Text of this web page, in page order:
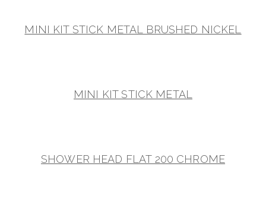
MINI KIT STICK METAL BRUSHED NICKEL
MINI KIT STICK METAL
SHOWER HEAD FLAT 200 CHROME